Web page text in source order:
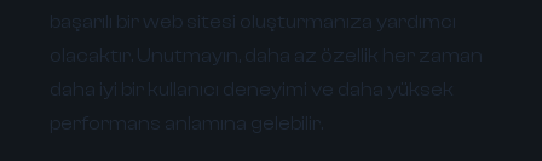
başarılı bir web sitesi oluşturmanıza yardımcı
olacaktır. Unutmayın, daha az özellik her zaman
daha iyi bir kullanıcı deneyimi ve daha yüksek
performans anlamına gelebilir.